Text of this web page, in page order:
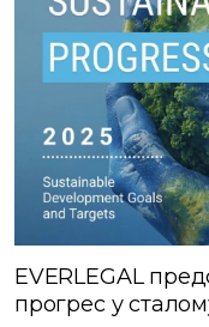
EVERLEGAL
прогрес у